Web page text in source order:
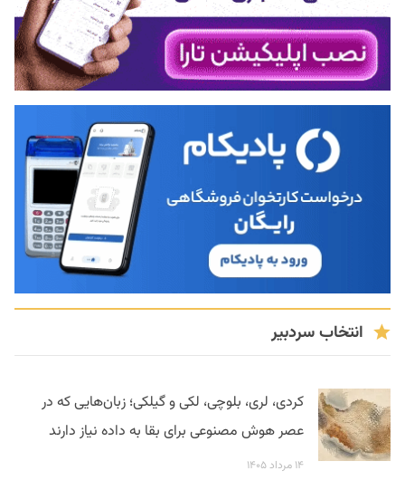
انتخاب سردبیر
کردی، لری، بلوچی، لکی و گیلکی؛ زبان‌هایی که در
عصر هوش مصنوعی برای بقا به داده نیاز دارند
۱۴ مرداد ۱۴۰۵